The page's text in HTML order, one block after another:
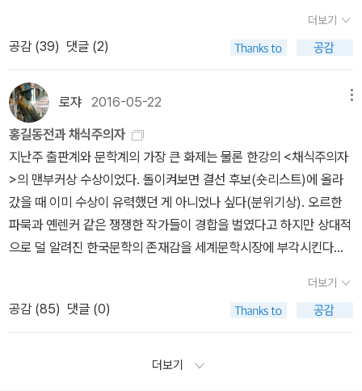
수의같이 서늘한 것일지도 모른다고 그때 생각했습니다. 지나간 여름
이 삶이었다면, 피고름과 땀으로 얼룩진 몸뚱이가 삶이었다면, 아무
을 씹던 순간들이 삶이었다면, 죽음은 그 모든 걸 한번에 지우는 깨끗
한 붓질 같은 것이라고.-한강의 <소년이 온다> 중에서 한강은 <소년
이 온다>라는 작품 발표 당시 인터뷰에서 1980년 5월 광주민주화운
동이 자신의 인생을 바꿔 놓았을 정도로 이 작품은 작가의 인생에 있
어서 큰 전환점이 된 작품이라는 말을 남겼다.작가는 집필 하는 동안
광주에서 학살 된 이들의 모습을 담은 사진첩을 옆에 놓고 인간에 대
한 근원적인 질문을 던지며 고통. 속에서 완성한 작품이다. 부디 다같
이 슬퍼하자. 그러나 다같이 바보가 되지는 말자. 역사를 조금이라도
어질지 이해하는 데 도움이 될 것이다.-수전 손택우리는 무엇을 통해
타인의 고통을 느낄 수 있을까?가장 먼저 시각적인 동물인 인간은 눈
으로 목격한 것을 통해 고통의 감정을 느끼고 그 다음으로는 소리를
도로 자신들의 생각을 당당하게 말하는 모습이 보기 좋았어요. 자유
롭게 자신의 말을 할수 있는 상황이 옳게 느껴졌지만, 이런 상황까지
오게 된 지금의 대한민국 정치 상황이 참 한탄스러웠습니다. 정말 우
리가 25살 넘은 꼰대가 되지 않기 위해, 지금의 세대가 후세에 부끄
럽지 않기 위해, 지금의 촛불 혁명을 통해 헌법이 바로 서고, 대한민국
의 민주주의가 바로 서길 바랍니
다. 김재희 지음
/ 다산책방 / 2016년 5월 (이 책은 추리소설이기 때문에 스포성 글이
내포 되어있음을 먼저 알려드립니다.) '봄 날의 바다' 제목부터 왠지
아련한 느낌이 듭니다. 푸른 바다가 넘실대는 제주를 배경이라 그런
느낌이 들었을지도... 그래서 처음 이 책을 봤을때는 추리소설이 아닌
만 청소년 성장 문학은 아니네요.^^;; 청소년 범죄. 나이가 어리고 그
수법이 잔인해서 더 충격으로 다가오는 사건 속에 진짜 범인은 따로
있지 않을까? 하는 생각이 들었습니다. 정말 만에 하나 진짜 억울한
사람을 범죄자로 지목된거라면? 마침 이 책을 읽을때 스티븐 킹의 단
무렇지도 않았다고. 그런데 성인이 되고 결혼 5년차 주부까지 된 영
주의자가 된다? 납득이 가지 않는 연결이고 설명이다. 이 대목은 유
려한 번역으로 <채식주의자>가 맨부커상을 수상하는 데 결정적인 기
여를 한 번역자 데보라 스미스도 잘 이해를 못한 성싶다. 원작과 그의
번역을 비교한 한 기사에서도 지적한 것이지만, '달리다 죽은 개가 더
부드럽다는 말을 어디선가 들었대.'라는 문장을 데보라는 'He says
he heard somewhere that driving a dog to keep running unt
il the point of death is considered a milder punishment.'라고
옮겼다. '더 부드럽다'를 'a milder punishment'(더 가벼운 벌)로 오
역한 것. 아마도 한국의 개고기 문화를 몰라서 고기가 더 연해진다는
서 엽기적인 응징인가! 아니면, 영어권 독자들이 느낄 법한 혐오감을
고려하여 일부러 잘못 옮긴 것인지도. 여하튼 이런 대목과 영혜의 꿈,
그리고 그녀의 극히 돌발적인 육식 거부 행위가 어떻게 연결되는지
몇 개 던져놓으면 자연스레 서사가 이어지는 것으로 간주하는 듯싶
쪽)'고 소회를 밝히고 있는데~--; 책을 읽으며 1978년에 처음 번역
이 된 후로 한번도 손 본 일이 없는게 아닌가 하는 의심을 했었다.백번
지 않았던건 아닌가?그런데 관점을 조금 바꾸니, 번역을 새로 하려고
시도는 하였으나 시늉에 그친 것이어도 그렇지만,제대로 번역을 했음
에도 불구하고 이런 결과를 낳은 것이어도, 우울하긴 매한가지다. 불
어를 전혀 할 줄 모르는 내가, 번역을 가지고 툴툴거리니 의아해 하겠
지만,사실 내가 딴지를 거는 것들은 번역이라고 하기에도 민망한 수
준의 것들이다. 가장 흔한 것이, 용어 사용 방식이 일관되지 않은 것이
다.제목 '어두운 상점들의 거리' 도 책을 다 읽고난 후라면 '어두운'보
다는 '희미한'이나 '아련한' 따위가 적절하다고 생각하겠지만, 그런 미
포르주 가(16쪽)부티크 옵스퀴르 가(어두운 상점들의 거리) (188쪽)
를 보면 알겠지만, 어디에는 원어를 소리나는 그대로 적었고, 어디에
는 억지로 우리말로 번역하는 방식을 취하는데,이 둘 사이엔 아무런
일관성도 없어 보인다. 즉, 마음대로다. 처음 9쪽의 '우유빛의 전등 불
다. 나타나자마자 플래시세례가 이어지고, 조금은 수줍은 모습을 보
이시는 한강 작가님...(20분 전에 갔음에도 뒷자리밖에 없어 핸드폰
줌 기능으로 찍어 사진 상태가 아주 좋지는 못합니다)이번 행사는 <
흰>의 출간기념회였고, 수상 전에 이미 계획이 되어 있었던 자리라고
합니다. 조촐하게 흰 떡을 해 나눠먹으려고 했는데, 이렇게 큰 행사가
되어버렸다고 하네요. 그리고, 이어진 인터뷰들 중, 몇가지 부분만 추
려봤습니다. (편의상 존대어로 쓰지 않았습니다.)1. 먼저 감사. 영국엔
가벼운 마음으로 다녀왔다. 흰도 영국에 출간될 예정이라 담당자들도
직접 만날 겸 갔고 수상 생각은 전혀 하지 않았다. 그런데 상을 받고
많은 분들이 기뻐해주시고, 고맙다고 해주신 분들도 많아서, 그 마음
을 헤아려보려고 한 일주일이 지나갔다. 2. 책이 출간된 건 9년 전. 그
소설을 완성한 건 11년 전. 나는 그 소설에서 많이 걸어나왔고, 그 소
설의 끝에서 계속 이어지는 소설들을 써왔다.3. <채식주의자>는 폭
가라>는 그 그러한 세상을 살아내야 하는가, 라는 질문을 담고 있고,
더보기
공감 (39) 댓글 (2)
로쟈 2016-05-22
홍길동전과 채식주의자
지난주 출판계와 문학계의 가장 큰 화제는 물론 한강의 <채식주의자
>의 맨부커상 수상이었다. 돌이켜보면 결선 후보(숏리스트)에 올라
갔을 때 이미 수상이 유력했던 게 아니었나 싶다(분위기상). 오르한
파묵과 옌렌커 같은 쟁쟁한 작가들이 경합을 벌였다고 하지만 상대적
으로 덜 알려진 한국문학의 존재감을 세계문학시장에 부각시킨다는
소문도 돌았기 때문이다. 실제로 맨부커상 인터내셔널의 경우 작가와
번역자가 상금을 절반씩 나눠갖는다고 하는데, 번역작품을 대상으로
한 심사인 걸 고려하면 당연한 일이다. 예외일는지모르겠지만 1968
년에 가와바타 야스나리가 노벨문학상을 수상했을 때도 작가는 번역
더보기
공감 (85) 댓글 (0)
더보기